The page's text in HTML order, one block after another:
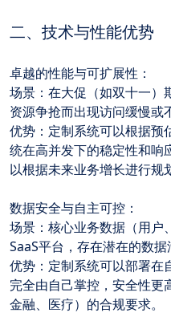
二、技术与性能优势
卓越的性能与可扩展性：
场景：在大促（如双十一）
资源争抢而出现访问缓慢或
优势：定制系统可以根据预
统在高并发下的稳定性和响
以根据未来业务增长进行规
数据安全与自主可控：
场景：核心业务数据（用户
SaaS平台，存在潜在的数据
优势：定制系统可以部署在
完全由自己掌控，安全性更
金融、医疗）的合规要求。